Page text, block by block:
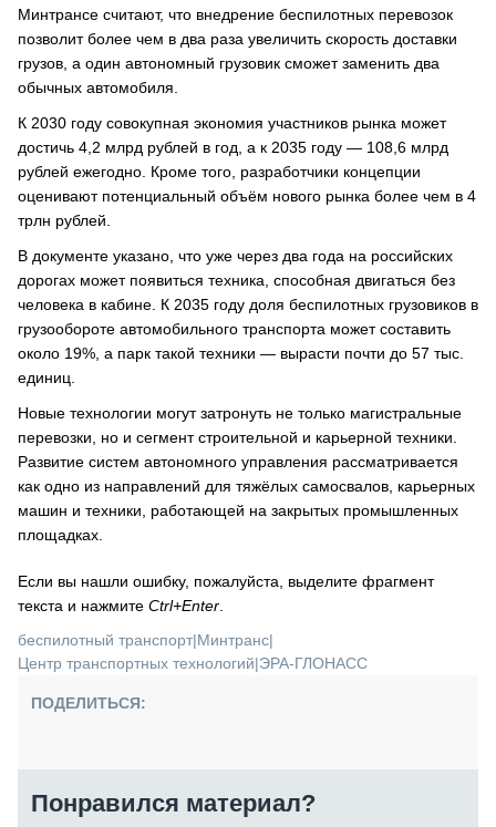
Минтрансе считают, что внедрение беспилотных перевозок
позволит более чем в два раза увеличить скорость доставки
грузов, а один автономный грузовик сможет заменить два
обычных автомобиля.
К 2030 году совокупная экономия участников рынка может
достичь 4,2 млрд рублей в год, а к 2035 году — 108,6 млрд
рублей ежегодно. Кроме того, разработчики концепции
оценивают потенциальный объём нового рынка более чем в 4
трлн рублей.
В документе указано, что уже через два года на российских
дорогах может появиться техника, способная двигаться без
человека в кабине. К 2035 году доля беспилотных грузовиков в
грузообороте автомобильного транспорта может составить
около 19%, а парк такой техники — вырасти почти до 57 тыс.
единиц.
Новые технологии могут затронуть не только магистральные
перевозки, но и сегмент строительной и карьерной техники.
Развитие систем автономного управления рассматривается
как одно из направлений для тяжёлых самосвалов, карьерных
машин и техники, работающей на закрытых промышленных
площадках.
Если вы нашли ошибку, пожалуйста, выделите фрагмент
текста и нажмите Ctrl+Enter
беспилотный транспорт|Минтранс|
Центр транспортных технологий|ЭРА-ГЛОНАСС
ПОДЕЛИТЬСЯ:
Понравился материал?